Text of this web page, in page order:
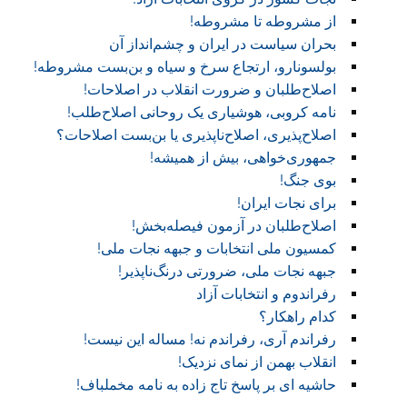
از مشروطه تا مشروطه!
بحران سیاست در ایران و چشم‌انداز آن
بولسونارو، ارتجاع سرخ و سیاه و بن‌بست مشروطه!
اصلاح‌طلبان و ضرورت انقلاب در اصلاحات!
نامه کروبی، هوشیاری یک روحانی اصلاح‌طلب!
اصلاح‌پذیری، اصلاح‌ناپذیری یا بن‌بست اصلاحات؟
جمهوری‌خواهی، بیش از همیشه!
بوی جنگ!
برای نجات ایران!
اصلاح‌طلبان در آزمون فیصله‌بخش!
کمسیون ملی انتخابات و جبهه نجات ملی!
جبهه نجات ملی، ضرورتی درنگ‌ناپذیر!
رفراندوم و انتخابات آزاد
کدام راهکار؟
رفراندم آری، رفراندم نه! مساله این نیست!
انقلاب بهمن از نمای نزدیک!
حاشیه ای بر پاسخ تاج زاده به نامه مخملباف!